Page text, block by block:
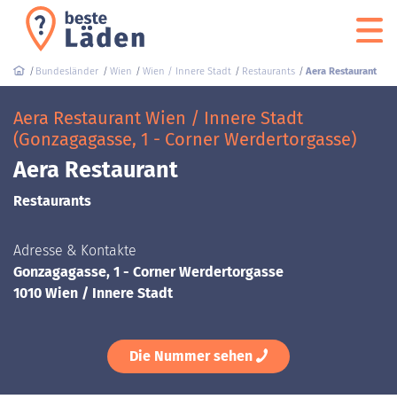
Bundesländer Wien Wien / Innere Stadt Restaurants Aera Restaurant
Aera Restaurant Wien / Innere Stadt
(Gonzagagasse, 1 - Corner Werdertorgasse)
Aera Restaurant
Restaurants
Adresse & Kontakte
Gonzagagasse, 1 - Corner Werdertorgasse
1010 Wien / Innere Stadt
Die Nummer sehen